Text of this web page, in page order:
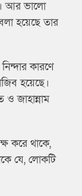
আর ভালো
হয়েছে তার
কারণে
হয়েছে।
ও জাহান্নাম
করে থাকে,
যে, লোকটি